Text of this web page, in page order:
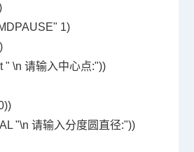
1)
" \n 请输入中心点:"))
"\n 请输入分度圆直径:"))